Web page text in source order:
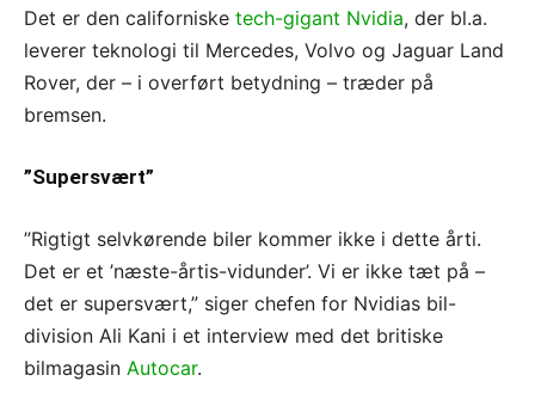
Det er den californiske tech-gigant Nvidia, der bl.a.
leverer teknologi til Mercedes, Volvo og Jaguar Land
Rover, der – i overført betydning – træder på
bremsen.
”Supersvært”
”Rigtigt selvkørende biler kommer ikke i dette årti.
Det er et ’næste-årtis-vidunder’. Vi er ikke tæt på –
det er supersvært,” siger chefen for Nvidias bil-
division Ali Kani i et interview med det britiske
bilmagasin Autocar.